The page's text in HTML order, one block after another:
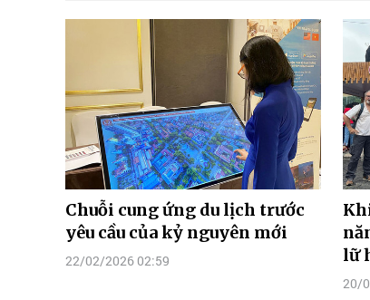
Chuỗi cung ứng du lịch trước
yêu cầu của kỷ nguyên mới
22/02/2026 02:59
lữ
20/